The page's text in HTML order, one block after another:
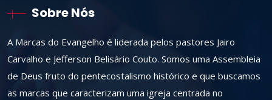
Sobre Nós
A Marcas do Evangelho é liderada pelos pastores Jairo
Carvalho e Jefferson Belisário Couto. Somos uma Assembleia
de Deus fruto do pentecostalismo histórico e que buscamos
as marcas que caracterizam uma igreja centrada no